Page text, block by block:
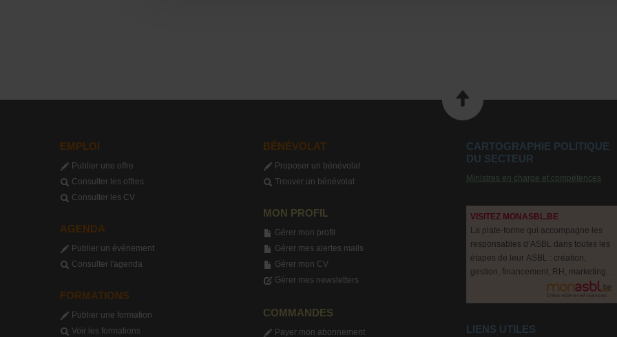
EMPLOI
Publier une offre
Consulter les offres
Consulter les CV
AGENDA
Publier un événement
Consulter l'agenda
FORMATIONS
Publier une formation
Voir les formations
BÉNÉVOLAT
Proposer un bénévolat
Trouver un bénévolat
MON PROFIL
Gérer mon profil
Gérer mes alertes mails
Gérer mon CV
Gérer mes newsletters
COMMANDES
Payer mon abonnement
CARTOGRAPHIE POLITIQUE
DU SECTEUR
Ministres en charge et compétences
VISITEZ MONASBL.BE
La plate-forme qui accompagne les
responsables d’ASBL dans toutes les
étapes de leur ASBL : création,
gestion, financement, RH, marketing...
LIENS UTILES